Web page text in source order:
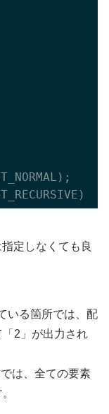
指定しなくても良
いる箇所では、配
2」が出力され
は、全ての要素